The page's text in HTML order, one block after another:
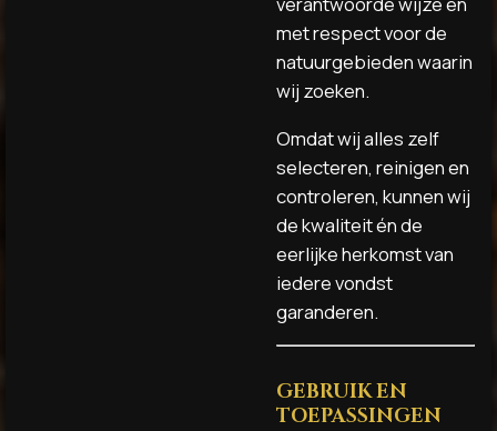
met respect voor de
natuurgebieden waarin
wij zoeken.
Omdat wij alles zelf
selecteren, reinigen en
controleren, kunnen wij
de kwaliteit én de
eerlijke herkomst van
iedere vondst
garanderen.
GEBRUIK EN
TOEPASSINGEN